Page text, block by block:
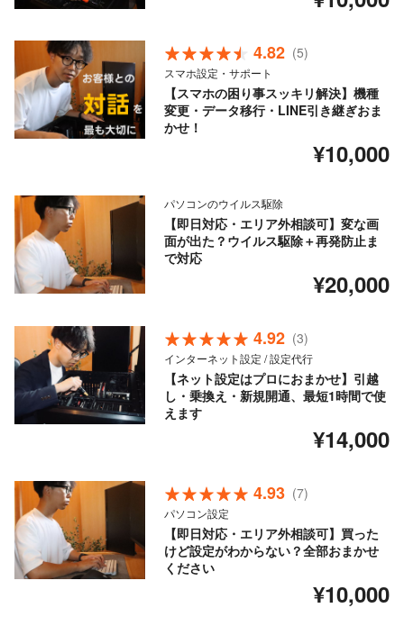
4.82 (5)
スマホ設定・サポート
【スマホの困り事スッキリ解決】機種
変更・データ移行・LINE引き継ぎおま
かせ！
¥10,000
パソコンのウイルス駆除
【即日対応・エリア外相談可】変な画
面が出た？ウイルス駆除＋再発防止ま
で対応
¥20,000
4.92 (3)
インターネット設定 / 設定代行
【ネット設定はプロにおまかせ】引越
し・乗換え・新規開通、最短1時間で使
えます
¥14,000
4.93 (7)
パソコン設定
【即日対応・エリア外相談可】買った
けど設定がわからない？全部おまかせ
ください
¥10,000